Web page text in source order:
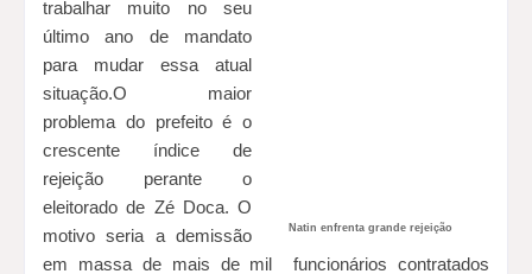
Natin enfrenta grande rejeição
trabalhar muito no seu
último ano de mandato
para mudar essa atual
situação.O maior
problema do prefeito é o
crescente índice de
rejeição perante o
eleitorado de Zé Doca. O
motivo seria a demissão
em massa de mais de mil funcionários contratados